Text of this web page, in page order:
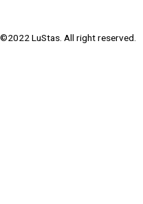
©2022 LuStas. All right reserved.